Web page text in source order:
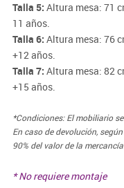
Talla 5: Altura mesa: 71
11 años.
Talla 6: Altura mesa: 76
+12 años.
Talla 7: Altura mesa: 82
+15 años.
*Condiciones: El mobiliario
En caso de devolución,
90% del valor de la
* No requiere montaje